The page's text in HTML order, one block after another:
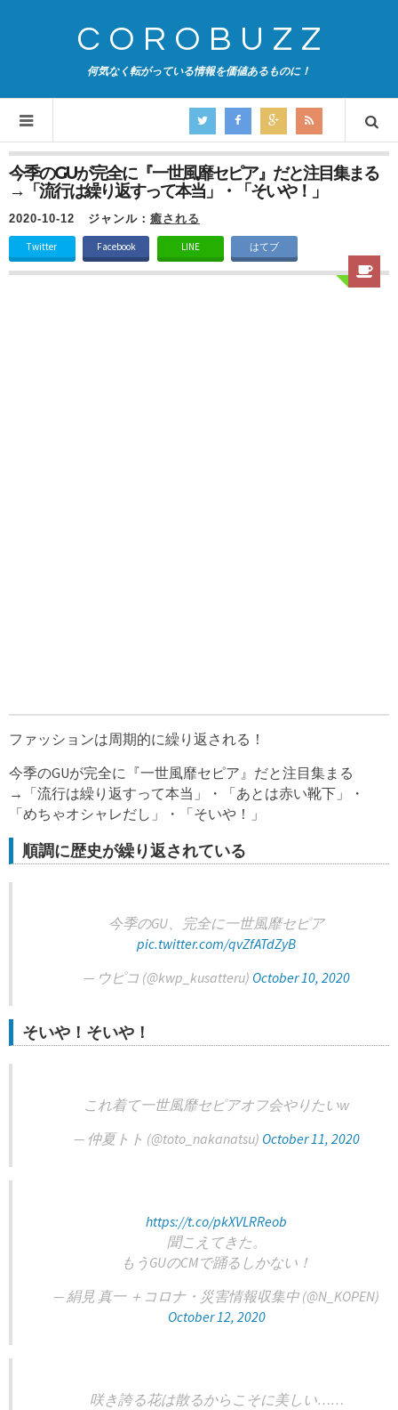
COROBUZZ
何気なく転がっている情報を価値あるものに！
今季のGUが完全に『一世風靡セピア』だと注目集まる
→「流行は繰り返すって本当」・「そいや！」
2020-10-12 ジャンル： 癒される
Twitter Facebook LINE はてブ
ファッションは周期的に繰り返される！
今季のGUが完全に『一世風靡セピア』だと注目集まる
→「流行は繰り返すって本当」・「あとは赤い靴下」・
「めちゃオシャレだし」・「そいや！」
順調に歴史が繰り返されている
今季のGU、完全に一世風靡セピア
pic.twitter.com/qvZfATdZyB
— ウピコ (@kwp_kusatteru) October 10, 2020
そいや！そいや！
これ着て一世風靡セピアオフ会やりたいw
— 仲夏トト (@toto_nakanatsu) October 11, 2020
https://t.co/pkXVLRReob
聞こえてきた。
もうGUのCMで踊るしかない！
— 絹見 真一 ＋コロナ・災害情報収集中 (@N_KOPEN)
October 12, 2020
咲き誇る花は散るからこそに美しい……